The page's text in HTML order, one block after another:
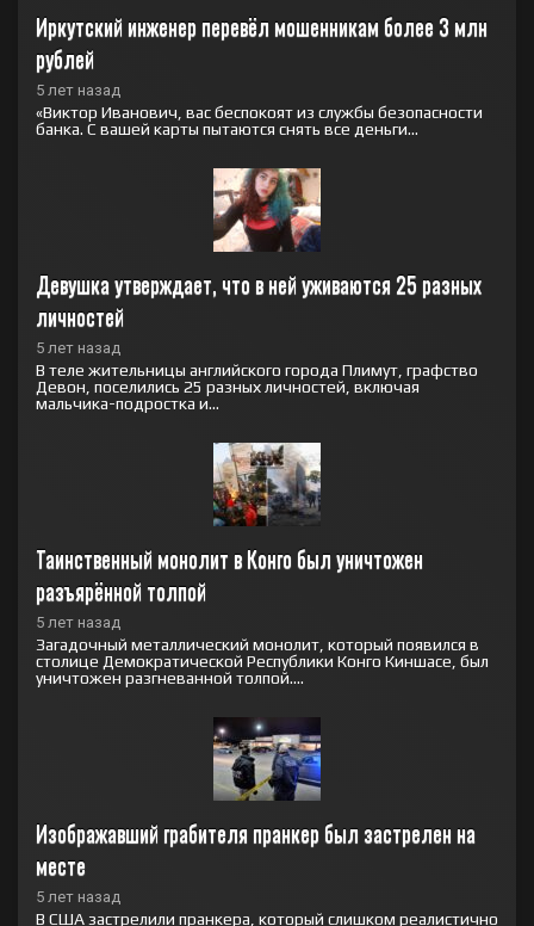
Иркутский инженер перевёл мошенникам более 3 млн
рублей
5 лет назад
«Виктор Иванович, вас беспокоят из службы безопасности
банка. С вашей карты пытаются снять все деньги...
Девушка утверждает, что в ней уживаются 25 разных
личностей
5 лет назад
В теле жительницы английского города Плимут, графство
Девон, поселились 25 разных личностей, включая
мальчика-подростка и...
Таинственный монолит в Конго был уничтожен
разъярённой толпой
5 лет назад
Загадочный металлический монолит, который появился в
столице Демократической Республики Конго Киншасе, был
уничтожен разгневанной толпой....
Изображавший грабителя пранкер был застрелен на
месте
5 лет назад
В США застрелили пранкера, который слишком реалистично